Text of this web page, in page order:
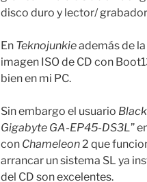
disco duro y lector/
En Teknojunkieademás de
imagen ISO de CD con
bien en mi PC.
Sin embargo el usuario
Gigabyte GA-EP45-DS3L”
con Chameleon2 que
arrancar un sistema SL ya
del CD son excelentes.